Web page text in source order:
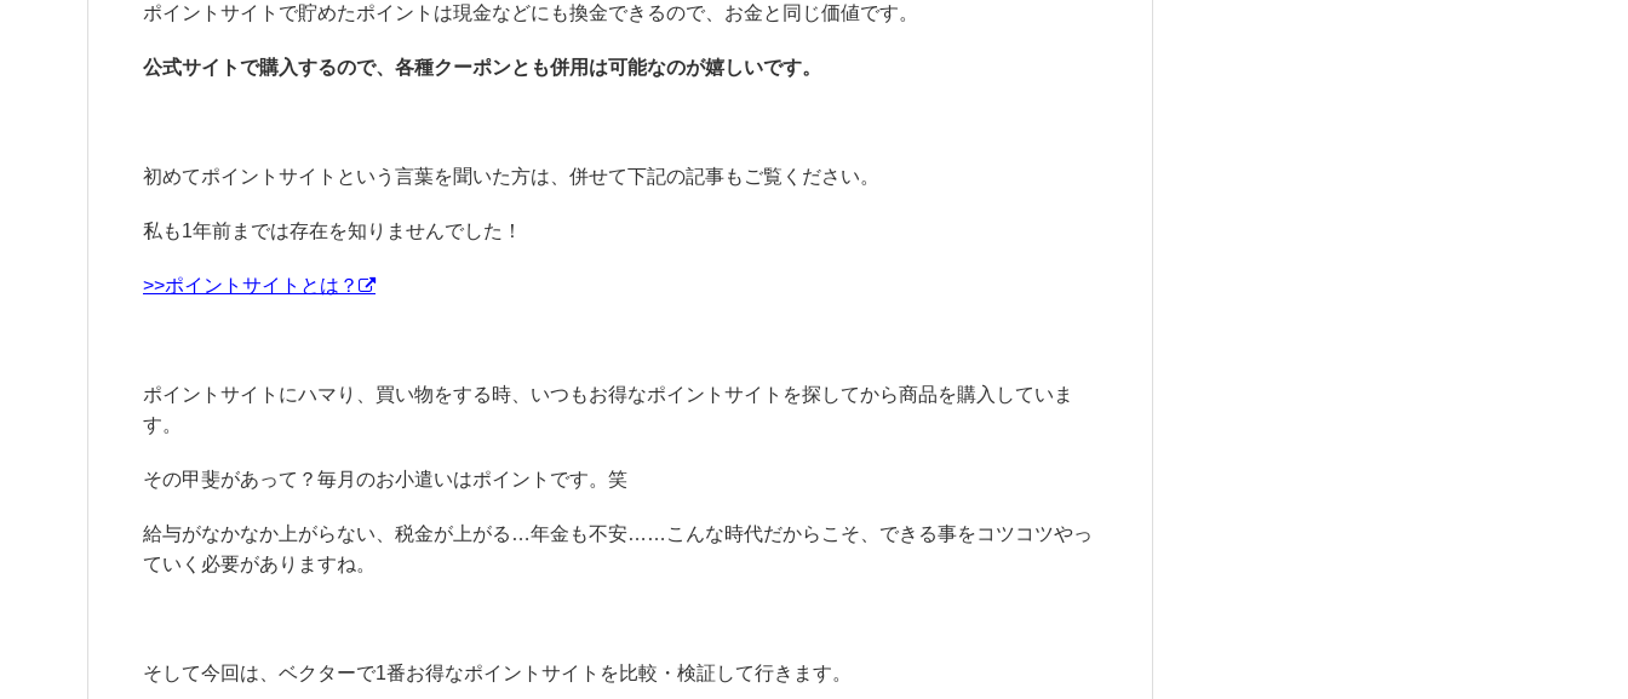
ポイントサイトで貯めたポイントは現金などにも換金できるので、お金と同じ価値です。
公式サイトで購入するので、各種クーポンとも併用は可能なのが嬉しいです。
初めてポイントサイトという言葉を聞いた方は、併せて下記の記事もご覧ください。
私も1年前までは存在を知りませんでした！
>>ポイントサイトとは？
ポイントサイトにハマり、買い物をする時、いつもお得なポイントサイトを探してから商品を購入していま
す。
その甲斐があって？毎月のお小遣いはポイントです。笑
給与がなかなか上がらない、税金が上がる…年金も不安……こんな時代だからこそ、できる事をコツコツやっ
ていく必要がありますね。
そして今回は、ベクターで1番お得なポイントサイトを比較・検証して行きます。